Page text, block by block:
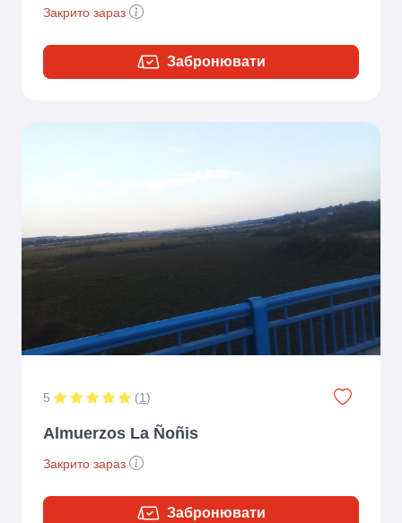
Закрито зараз
Забронювати
5 (1)
Almuerzos La Ñoñis
Закрито зараз
Забронювати